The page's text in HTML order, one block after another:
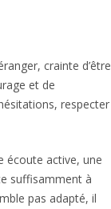
crainte d’être
et de
respecter
écoute active, une
suffisamment à
pas adapté, il